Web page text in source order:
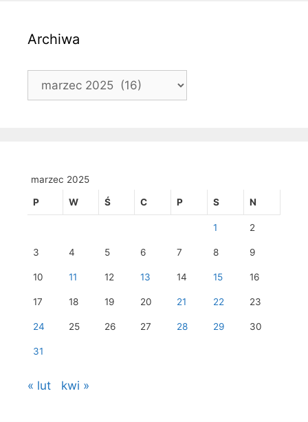
Archiwa
marzec 2025
P W Ś C P S N
1 2
3 4 5 6 7 8 9
10 11 12 13 14 15 16
17 18 19 20 21 22 23
24 25 26 27 28 29 30
31
« lut kwi »